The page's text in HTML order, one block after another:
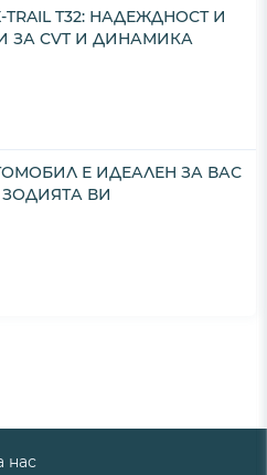
TRAIL T32: НАДЕЖДНОСТ И
ЗА CVT И ДИНАМИКА
Е ИДЕАЛЕН ЗА ВАС
ВИ
нас